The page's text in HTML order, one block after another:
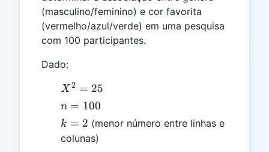
(masculino/feminino) e cor favorita
(vermelho/azul/verde) em uma pesquisa
com 100 participantes.
Dado:
X^2
=
25
X 2 = 25
n
=
100
n = 100
k
=
k = 2 (menor número entre linhas e
colunas)